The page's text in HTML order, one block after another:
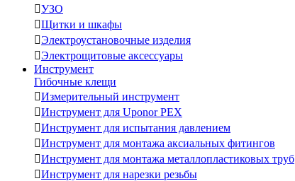
УЗО
Щитки и шкафы
Электроустановочные изделия
Электрощитовые аксессуары
Инструмент
Гибочные клещи
Измерительный инструмент
Инструмент для Uponor PEX
Инструмент для испытания давлением
Инструмент для монтажа аксиальных фитингов
Инструмент для монтажа металлопластиковых труб
Инструмент для нарезки резьбы